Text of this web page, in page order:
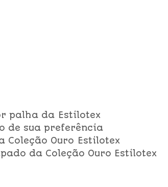
palha da Estilotex
de sua preferência
Ouro Estilotex
da Coleção Ouro Estilotex